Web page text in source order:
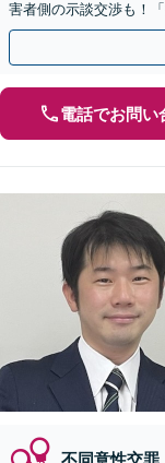
害者側の示談交渉も！
【休日・夜間相談】【
電話でお問い
不同意性交罪